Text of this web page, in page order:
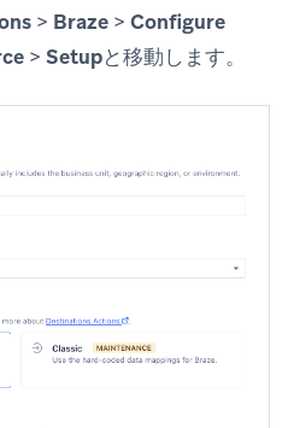
> Braze > Configure
> Setupと移動します。